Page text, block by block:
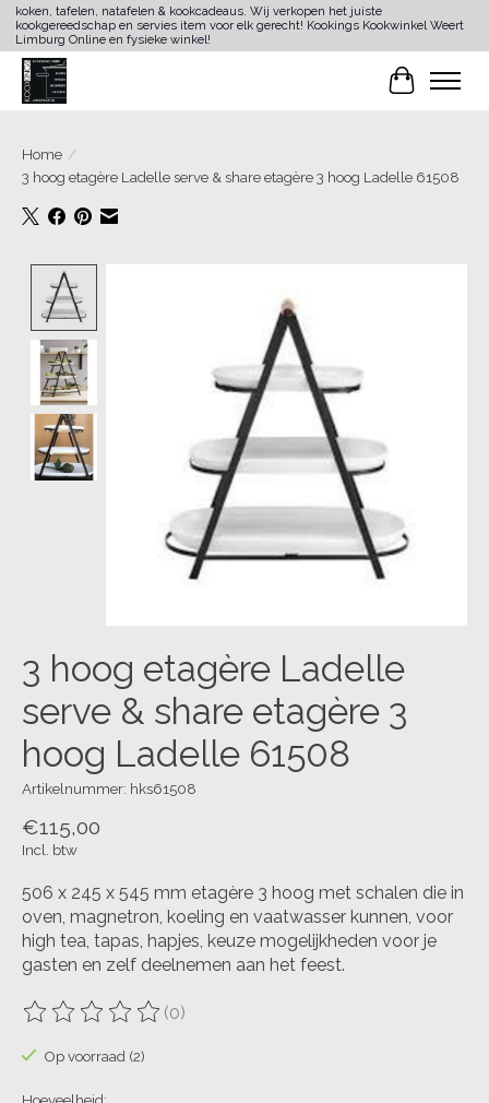
koken, tafelen, natafelen & kookcadeaus. Wij verkopen het juiste
kookgereedschap en servies item voor elk gerecht! Kookings Kookwinkel Weert
Limburg Online en fysieke winkel!
Home /
3 hoog etagère Ladelle serve & share etagère 3 hoog Ladelle 61508
3 hoog etagère Ladelle
serve & share etagère 3
hoog Ladelle 61508
Artikelnummer: hks61508
€115,00
Incl. btw
506 x 245 x 545 mm etagère 3 hoog met schalen die in
oven, magnetron, koeling en vaatwasser kunnen, voor
high tea, tapas, hapjes, keuze mogelijkheden voor je
gasten en zelf deelnemen aan het feest.
De beoordeling van dit product is
(0)
Op voorraad (2)